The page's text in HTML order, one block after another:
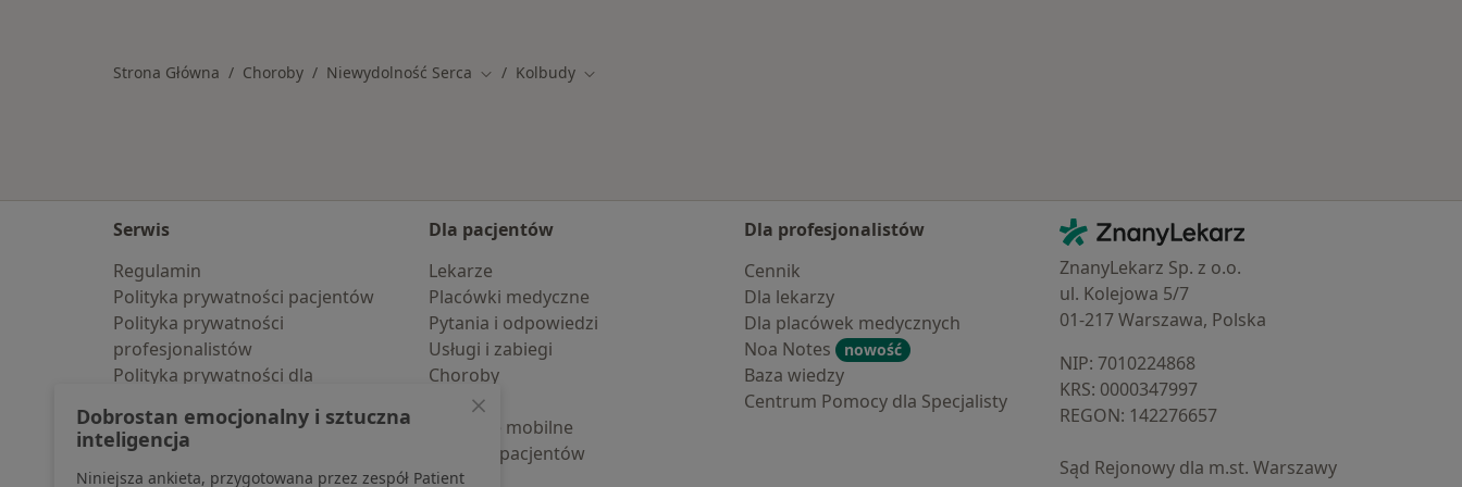
Strona Główna Choroby Niewydolność Serca Zmień miasto
Kolbudy Zmień miasto
Serwis
Regulamin
Polityka prywatności pacjentów
Polityka prywatności
profesjonalistów
Polityka prywatności dla
pozyskaliśmy samodzielnie
Polityka cookies
Jak działają wyniki wyszukiwania
Dla pacjentów
Lekarze
Placówki medyczne
Pytania i odpowiedzi
Usługi i zabiegi
Choroby
Pomoc
Aplikacje mobilne
Blog dla pacjentów
Dla profesjonalistów
Cennik
Dla lekarzy
Dla placówek medycznych
Noa Notes
nowość
Baza wiedzy
Centrum Pomocy dla Specjalisty
Kontakt
ZnanyLekarz - Strona główna
ZnanyLekarz Sp. z o.o.
ul. Kolejowa 5/7
01-217 Warszawa, Polska
NIP: ⁠7010224868
KRS: ⁠0000347997
REGON: ⁠142276657
Sąd Rejonowy dla m.st. Warszawy
Dobrostan emocjonalny i sztuczna
inteligencja
Niniejsza ankieta, przygotowana przez zespół Patient